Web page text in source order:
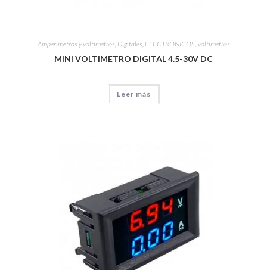
Amperímetros y voltímetros Digitales ELECTRÓNICOS, Voltímetros
MINI VOLTIMETRO DIGITAL 4.5-30V DC
Leer más